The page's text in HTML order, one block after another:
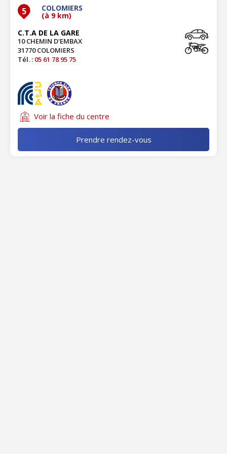
5 COLOMIERS
(à 9 km)
C.T.A DE LA GARE
10 CHEMIN D'EMBAX
31770 COLOMIERS
Tél. : 05 61 78 95 75
Voir la fiche du centre
Prendre rendez-vous